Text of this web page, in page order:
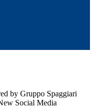
by Gruppo Spaggiari
Social Media